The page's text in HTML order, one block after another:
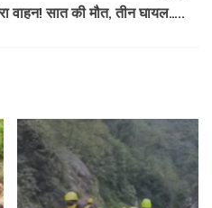
वाहन! सात की मौत, तीन घायल…..